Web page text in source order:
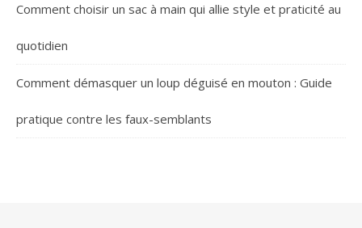
Comment choisir un sac à main qui allie style et praticité au
quotidien
Comment démasquer un loup déguisé en mouton : Guide
pratique contre les faux-semblants